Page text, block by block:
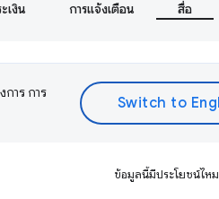
เงิน การแจ้งเตือน สื่อ
าร การ
ข้อมูลนี้มีประโยชน์ไหม